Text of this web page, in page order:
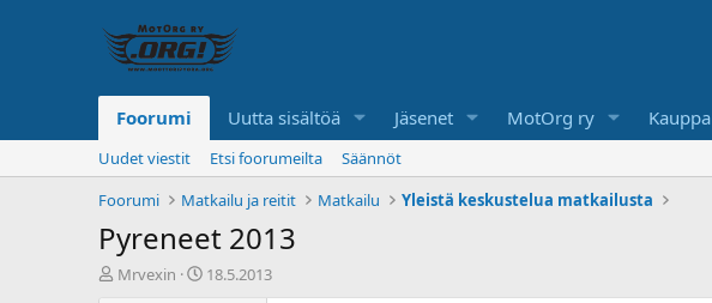
Foorumi Uutta sisältöä Jäsenet MotOrg ry Kauppa
Uudet viestit Etsi foorumeilta
Säännöt
Foorumi
Matkailu ja reitit Matkailu Yleistä keskustelua matkailusta
Pyreneet 2013
K
Mrvexin
A18.5.2013